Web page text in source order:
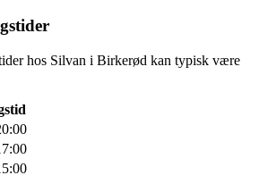
hos Silvan i Birkerød kan typisk være